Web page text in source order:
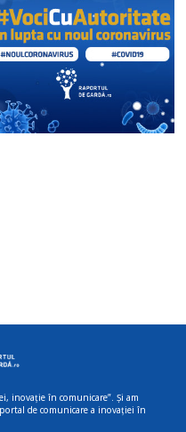
inovație în comunicare”. Și am
de comunicare a inovației în